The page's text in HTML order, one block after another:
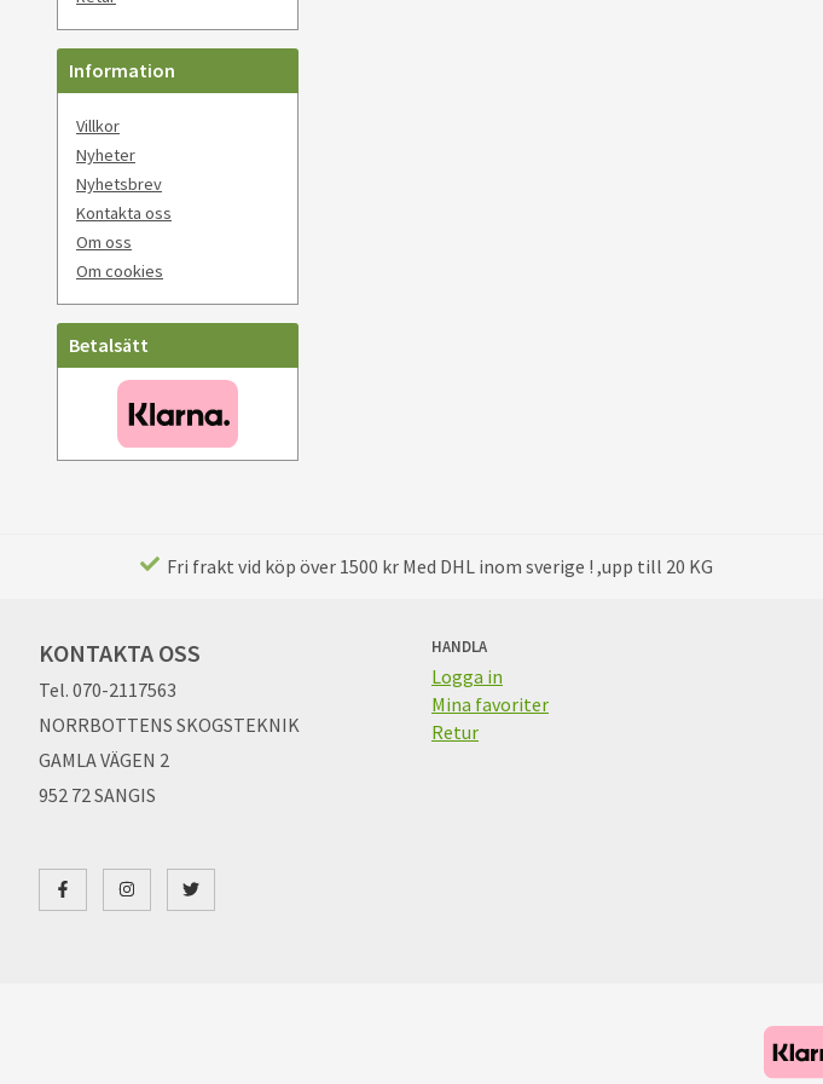
Information
Villkor
Nyheter
Nyhetsbrev
Kontakta oss
Om oss
Om cookies
Betalsätt
Fri frakt vid köp över 1500 kr Med DHL inom sverige ! ,upp till 20 KG
KONTAKTA OSS
Tel. 070-2117563
NORRBOTTENS SKOGSTEKNIK
GAMLA VÄGEN 2
952 72 SANGIS
HANDLA
Logga in
Mina favoriter
Retur